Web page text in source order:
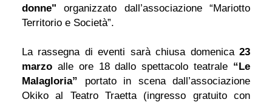
donne" organizzato dall’associazione “Mariotto
Territorio e Società”.
La rassegna di eventi sarà chiusa domenica 23
marzo alle ore 18 dallo spettacolo teatrale “Le
Malagloria” portato in scena dall’associazione
Okiko al Teatro Traetta (ingresso gratuito con